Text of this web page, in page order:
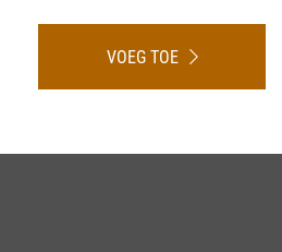
VOEG TOE